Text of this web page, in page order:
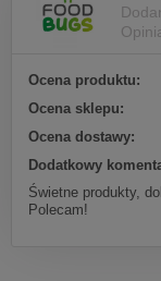
Ocena produktu:
Ocena sklepu:
Ocena dostawy:
Dodatkowy
Świetne produkty,
Polecam!